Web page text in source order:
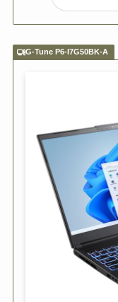
G-Tune P6-I7G50BK-A